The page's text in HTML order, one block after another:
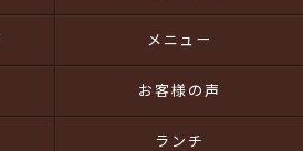
メニュー
お客様の声
ランチ